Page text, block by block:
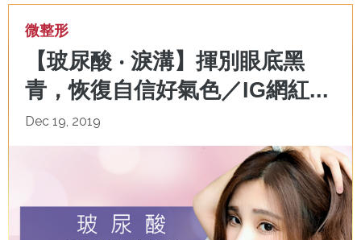
微整形
【玻尿酸 ‧ 淚溝】揮別眼底黑
青，恢復自信好氣色／IG網紅...
Dec 19, 2019